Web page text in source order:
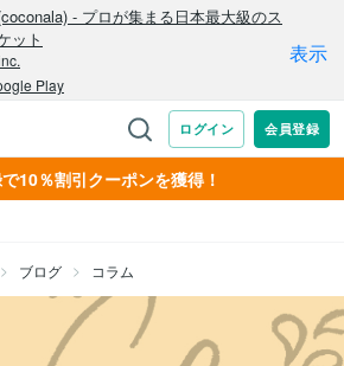
10％割引クーポンを獲得！
ブログ コラム